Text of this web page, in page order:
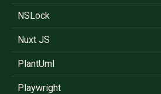
NSLock
Nuxt JS
PlantUml
Playwright